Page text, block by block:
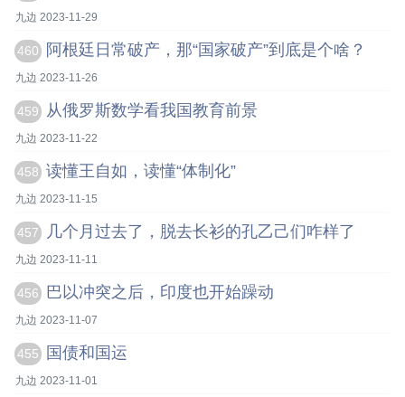
九边 2023-11-29
460 阿根廷日常破产，那“国家破产”到底是个啥？
九边 2023-11-26
459 从俄罗斯数学看我国教育前景
九边 2023-11-22
458 读懂王自如，读懂“体制化”
九边 2023-11-15
457 几个月过去了，脱去长衫的孔乙己们咋样了
九边 2023-11-11
456 巴以冲突之后，印度也开始躁动
九边 2023-11-07
455 国债和国运
九边 2023-11-01